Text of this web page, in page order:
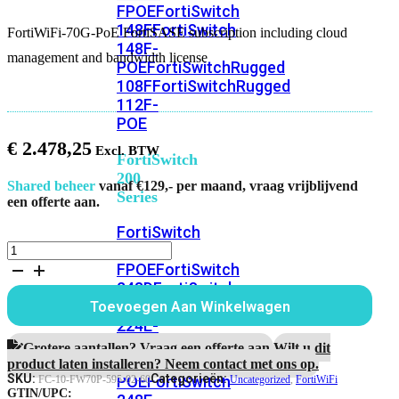
FPOEFortiSwitch
148FFortiSwitch
148F-
POEFortiSwitchRugged
108FFortiSwitchRugged
112F-
POE
FortiSwitch
200
Series
FortiSwitch
FPOEFortiSwitch
248DFortiSwitch
224EFortiswitch
224E-
POEFortiSwitch
248E-
POEFortiSwitch
FortiWiFi-70G-PoE FortiSASE subscription including cloud
management and bandwidth license
€ 2.478,25
Shared beheer vanaf €129,- per maand, vraag vrijblijvend
een offerte aan.
FortiWiFi-
70G-
FortiSASE
subscription
including
cloud
management
and
bandwidth
Toevoegen Aan Winkelwagen
Grotere aantallen? Vraag een offerte aan.Wilt u dit
product laten installeren? Neem contact met ons op.
SKU:FC-10-FW70P-595-02-60Categorieën:Uncategorized,FortiWiFi
GTIN/UPC: